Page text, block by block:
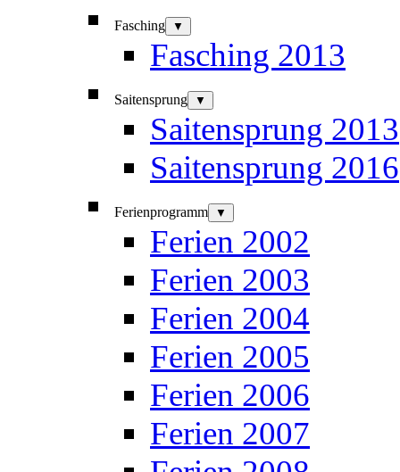
Fasching ▼
Fasching 2013
Saitensprung ▼
Saitensprung 2013
Saitensprung 2016
Ferienprogramm ▼
Ferien 2002
Ferien 2003
Ferien 2004
Ferien 2005
Ferien 2006
Ferien 2007